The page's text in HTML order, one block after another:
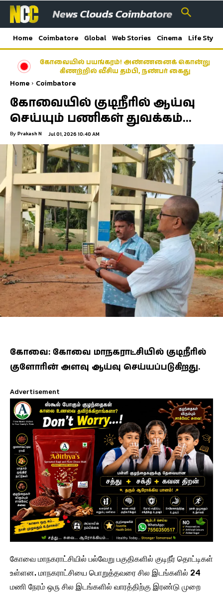
Home Coimbatore Global Web Stories Cinema Life Style
கோவையில் பயங்கரம்! அண்ணனைக் கொன்று
கிணற்றில் வீசிய தம்பி, நண்பர் கைது
Home Coimbatore
கோவையில் குடிநீரில் ஆய்வு
செய்யும் பணிகள் துவக்கம்…
By Prakash N Jul 01, 2026 10:40 AM
கோவை: கோவை மாநகராட்சியில் குடிநீரில்
குளோரின் அளவு ஆய்வு செய்யப்படுகிறது.
Advertisement
கோவை மாநகராட்சியில் பல்வேறு பகுதிகளில் குடிநீர் தொட்டிகள்
உள்ளன. மாநகராட்சியை பொறுத்தவரை சில இடங்களில் 24
மணி நேரம் ஒரு சில இடங்களில் வாரத்திற்கு இரண்டு முறை